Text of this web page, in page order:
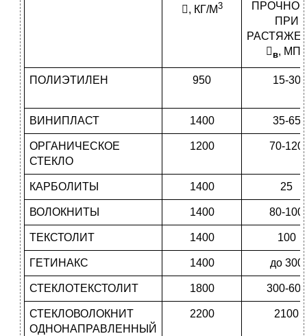
, КГ/М3
ПРИ
в, МПа
ПОЛИЭТИЛЕН 950 15-30
ВИНИПЛАСТ 1400 35-65
ОРГАНИЧЕСКОЕ
СТЕКЛО
1200 70-120
КАРБОЛИТЫ 1400 25
ВОЛОКНИТЫ 1400 80-100
ТЕКСТОЛИТ 1400 100
ГЕТИНАКС 1400 до 300
СТЕКЛОТЕКСТОЛИТ 1800 300-600
СТЕКЛОВОЛОКНИТ
ОДНОНАПРАВЛЕННЫЙ
2200 2100